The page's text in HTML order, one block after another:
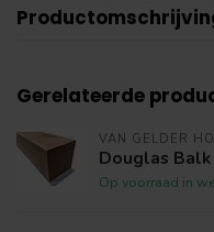
Gerelateerde
VAN GELDER
Douglas
Op voorraad in